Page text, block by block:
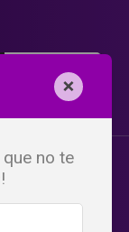
×
que no te